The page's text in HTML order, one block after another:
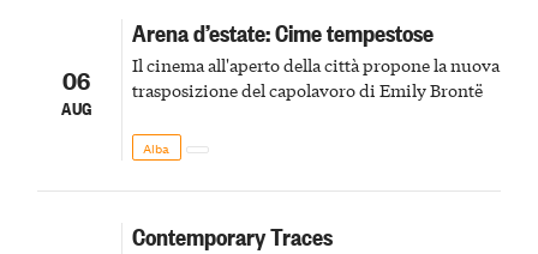
06
AUG
Arena d’estate: Cime tempestose
Il cinema all'aperto della città propone la nuova
trasposizione del capolavoro di Emily Brontë
Alba
Contemporary Traces